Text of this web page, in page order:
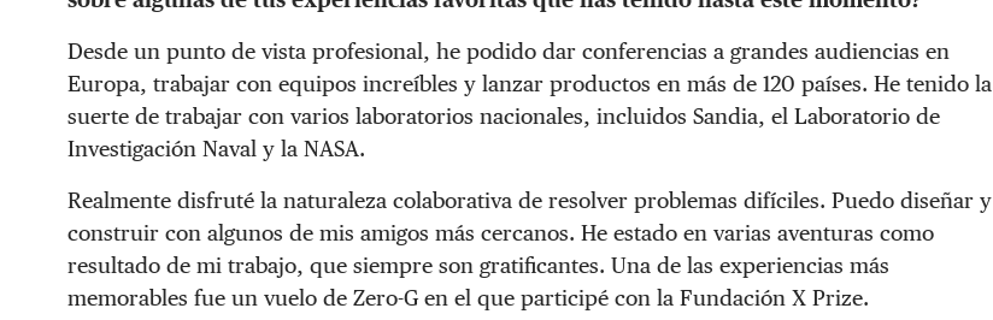
Desde un punto de vista profesional, he podido dar conferencias a grandes audiencias en
Europa, trabajar con equipos increíbles y lanzar productos en más de 120 países. He tenido la
suerte de trabajar con varios laboratorios nacionales, incluidos Sandia, el Laboratorio de
Investigación Naval y la NASA.
Realmente disfruté la naturaleza colaborativa de resolver problemas difíciles. Puedo diseñar y
construir con algunos de mis amigos más cercanos. He estado en varias aventuras como
resultado de mi trabajo, que siempre son gratificantes. Una de las experiencias más
memorables fue un vuelo de Zero-G en el que participé con la Fundación X Prize.